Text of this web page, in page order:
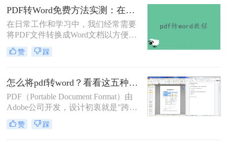
乱，影响使用体验。那么pdf转word怎
么保留原排版呢？本文将介绍两种方
法，帮助你在PDF转Word时尽可能保
留原排版。
PDF转Word免费方法实测：在线工具、Word内置功能与手动复制3种方式对比！
在日常工作和学习中，我们经常需要
将PDF文件转换成Word文档以方便编
辑。那么怎么不花钱把pdf转成word
呢？以下是三种可以免费使用的PDF
选择最适合的方式。
赞 踩
怎么将pdf转word？看看这五种转换方法！
PDF（Portable Document Format）由
Adobe公司开发，设计初衷就是"跨设
备一致性呈现"——无论在什么设备
上打开，排版都完全一样。这个优点
赞 踩